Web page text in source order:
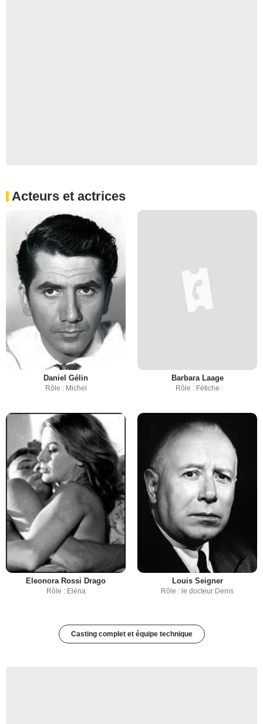
Acteurs et actrices
Daniel Gélin
Rôle : Michel
Barbara Laage
Rôle : Fétiche
Eleonora Rossi Drago
Rôle : Eléna
Louis Seigner
Rôle : le docteur Denis
Casting complet et équipe technique